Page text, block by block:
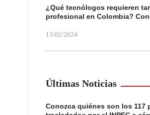
¿Qué tecnólogos requieren
profesional en Colombia?
13/02/2024
Últimas Noticias
Conozca quiénes son los 117